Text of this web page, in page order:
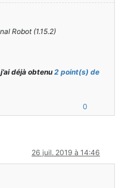
Robot (1.15.2)
déjà obtenu2 point(s) de
0
26 juil. 2019 à 14:46